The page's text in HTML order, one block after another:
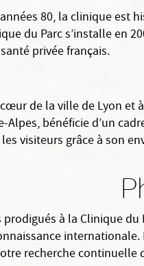
80, la clinique est
du Parc s’installe en
privée français.
de la ville de Lyon et
Alpes, bénéficie d’un
visiteurs grâce à son
prodigués à la Clinique
recherche continuelle